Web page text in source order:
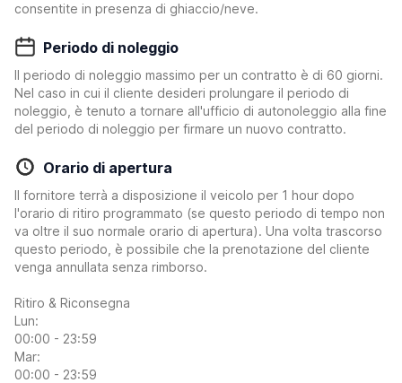
consentite in presenza di ghiaccio/neve.
Periodo di noleggio
Il periodo di noleggio massimo per un contratto è di 60 giorni.
Nel caso in cui il cliente desideri prolungare il periodo di
noleggio, è tenuto a tornare all'ufficio di autonoleggio alla fine
del periodo di noleggio per firmare un nuovo contratto.
Orario di apertura
Il fornitore terrà a disposizione il veicolo per 1 hour dopo
l'orario di ritiro programmato (se questo periodo di tempo non
va oltre il suo normale orario di apertura). Una volta trascorso
questo periodo, è possibile che la prenotazione del cliente
venga annullata senza rimborso.
Ritiro & Riconsegna
Lun:
00:00 - 23:59
Mar:
00:00 - 23:59